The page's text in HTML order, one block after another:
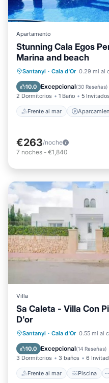
Apartamento
Stunning Cala Egos
Marina and beach
Santanyi · Cala d'Or 0.29 mi al
10.0 Excepcional(30 Reseñas)
2 Dormitorios 1 Baño 5 Invitados
Frente al mar
Frente al mar
Vista al mar
€263/noche
7 noches - €1,840
Villa
Sa Caleta - Villa Con
D'or
Santanyi · Cala d'Or 0.55 mi al
10.0 Excepcional(14 Reseñas)
3 Dormitorios 3 baños 6
Frente al mar Piscina
Frente al mar
Vistas